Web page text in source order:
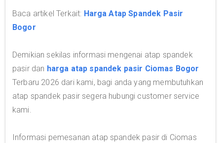
Baca artikel Terkait: Harga Atap Spandek Pasir
Bogor
Demikian sekilas informasi mengenai atap spandek
pasir dan harga atap spandek pasir Ciomas Bogor
Terbaru 2026 dari kami, bagi anda yang membutuhkan
atap spandek pasir segera hubungi customer service
kami.
Informasi pemesanan atap spandek pasir di Ciomas